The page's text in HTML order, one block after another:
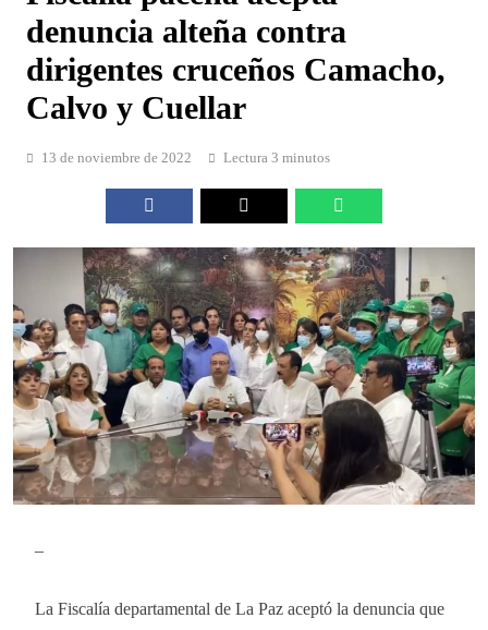
denuncia alteña contra
dirigentes cruceños Camacho,
Calvo y Cuellar
13 de noviembre de 2022 Lectura 3 minutos
–
La Fiscalía departamental de La Paz aceptó la denuncia que